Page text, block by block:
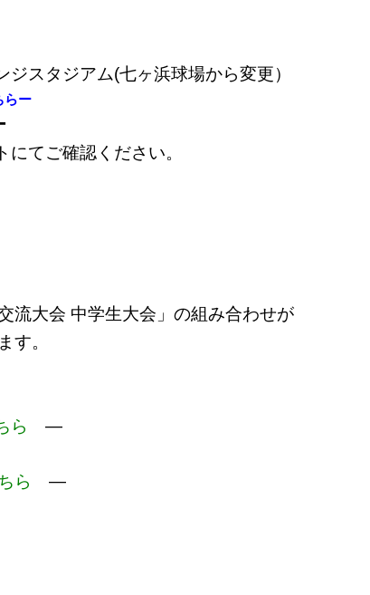
ジアム(七ヶ浜球場から変更）
らー
てご確認ください。
流大会 中学生大会」の組み合わせが
す。
ら ―
ら ―